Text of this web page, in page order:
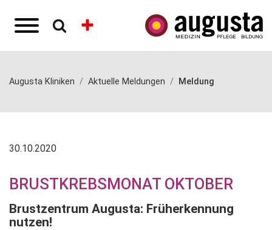
Augusta Kliniken Aktuelle Meldungen Meldung
30.10.2020
BRUSTKREBSMONAT OKTOBER
Brustzentrum Augusta: Früherkennung
nutzen!